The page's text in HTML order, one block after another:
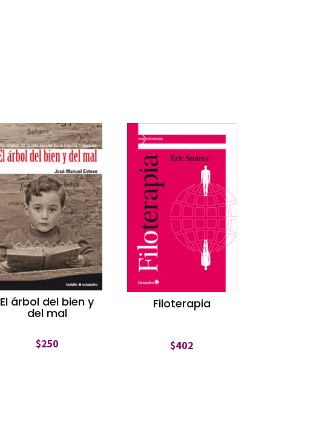
El árbol del bien y
del mal
$250
Filoterapia
$402